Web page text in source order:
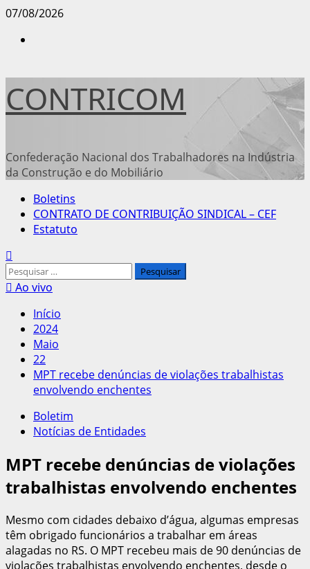
Avançar
07/08/2026
CONTRICOM
Confederação Nacional dos Trabalhadores na Indústria
da Construção e do Mobiliário
Menu
principal
Boletins
CONTRATO DE CONTRIBUIÇÃO SINDICAL – CEF
Estatuto
Pesquisar
por:Ao vivo
Início
2024
Maio
22
MPT recebe denúncias de violações trabalhistas
envolvendo enchentes
Boletim
Notícias de Entidades
MPT recebe denúncias de violações
trabalhistas envolvendo enchentes
Mesmo com cidades debaixo d’água, algumas empresas
têm obrigado funcionários a trabalhar em áreas
alagadas no RS. O MPT recebeu mais de 90 denúncias de
violações trabalhistas envolvendo enchentes, desde o